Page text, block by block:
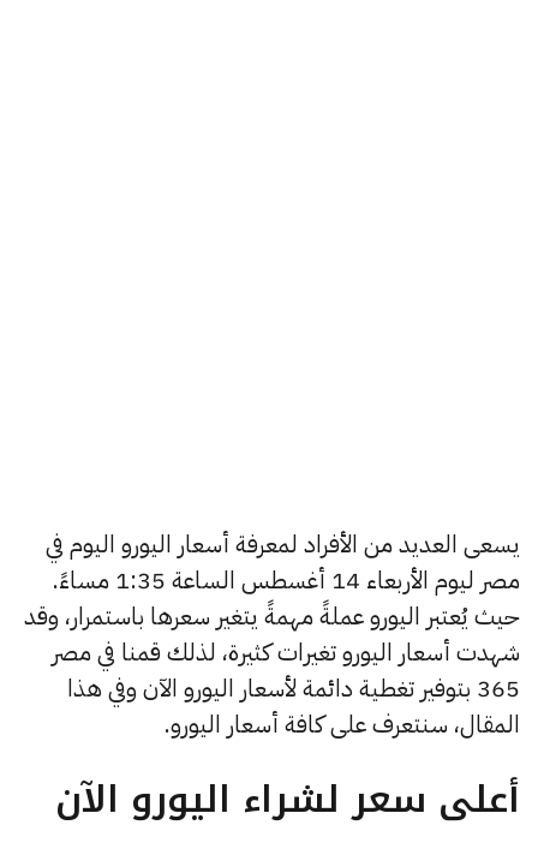
يسعى العديد من الأفراد لمعرفة أسعار اليورو اليوم في
مصر ليوم الأربعاء 14 أغسطس الساعة 1:35 مساءً.
حيث يُعتبر اليورو عملةً مهمةً يتغير سعرها باستمرار، وقد
شهدت أسعار اليورو تغيرات كثيرة، لذلك قمنا في مصر
365 بتوفير تغطية دائمة لأسعار اليورو الآن وفي هذا
المقال، سنتعرف على كافة أسعار اليورو.
أعلى سعر لشراء اليورو الآن